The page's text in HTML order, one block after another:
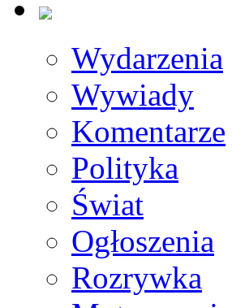
Wydarzenia
Wywiady
Komentarze
Polityka
Świat
Ogłoszenia
Rozrywka